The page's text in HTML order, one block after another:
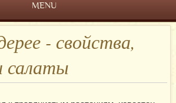
MENU
- свойства,
салаты